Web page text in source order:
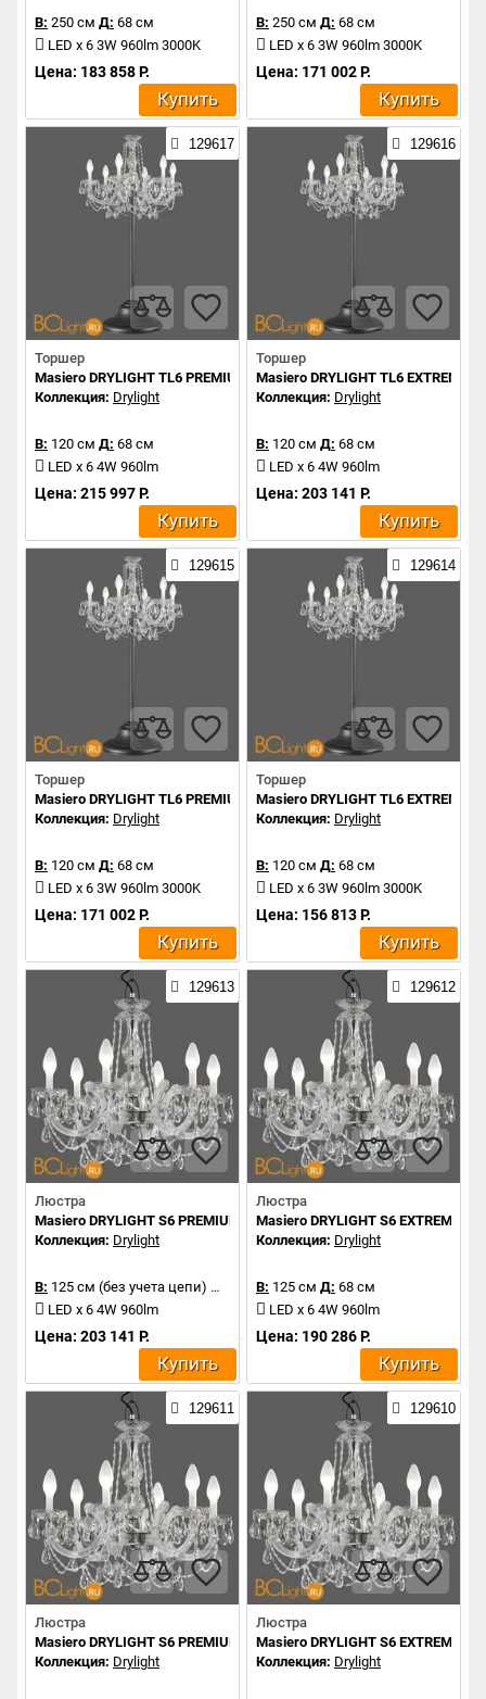
В: 250 см Д: 68 см
LED x 6 3W 960lm 3000K
Цена: 183 858 Р.
Купить
В: 250 см Д: 68 см
LED x 6 3W 960lm 3000K
Цена: 171 002 Р.
Купить
129617
Торшер
Masiero DRYLIGHT TL6 PREMIUM RGBW
Коллекция: Drylight
В: 120 см Д: 68 см
LED x 6 4W 960lm
Цена: 215 997 Р.
Купить
129616
Торшер
Masiero DRYLIGHT TL6 EXTREME
Коллекция: Drylight
В: 120 см Д: 68 см
LED x 6 4W 960lm
Цена: 203 141 Р.
Купить
129615
Торшер
Masiero DRYLIGHT TL6 PREMIUM
Коллекция: Drylight
В: 120 см Д: 68 см
LED x 6 3W 960lm 3000K
Цена: 171 002 Р.
Купить
129614
Торшер
Masiero DRYLIGHT TL6 EXTREME
Коллекция: Drylight
В: 120 см Д: 68 см
LED x 6 3W 960lm 3000K
Цена: 156 813 Р.
Купить
129613
Люстра
Masiero DRYLIGHT S6 PREMIUM RGBW
Коллекция: Drylight
В: 125 см (без учета цепи) Д:
68 см
LED x 6 4W 960lm
Цена: 203 141 Р.
Купить
129612
Люстра
Masiero DRYLIGHT S6 EXTREME
Коллекция: Drylight
В: 125 см Д: 68 см
LED x 6 4W 960lm
Цена: 190 286 Р.
Купить
129611
Люстра
Masiero DRYLIGHT S6 PREMIUM
Коллекция: Drylight
129610
Люстра
Masiero DRYLIGHT S6 EXTREME
Коллекция: Drylight